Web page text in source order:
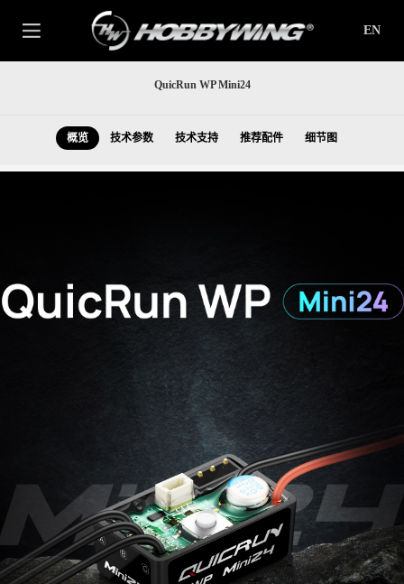
EN
QuicRun WP Mini24
概览 技术参数 技术支持 推荐配件 细节图